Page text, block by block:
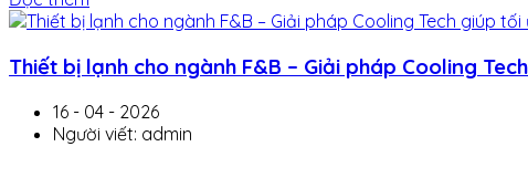
Thiết bị lạnh cho ngành F&B – Giải pháp Cooling
16 - 04 - 2026
Người viết: admin